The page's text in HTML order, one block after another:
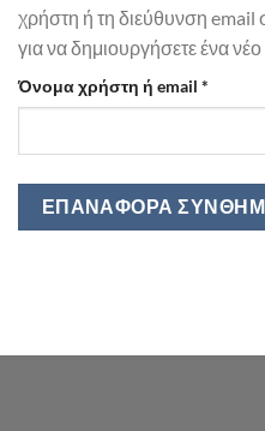
χρήστη ή τη διεύθυνση
για να δημιουργήσετε ένα
Όνομα χρήστη ή email *
ΕΠΑΝΑΦΟΡΆ